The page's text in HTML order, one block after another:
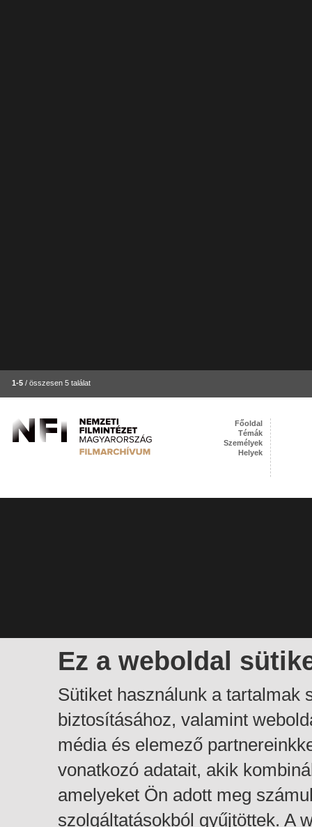
1-5 / összesen 5 találat
Ez a weboldal
Sütiket használunk a tartalmak
biztosításához, valamint
média és elemező
vonatkozó adatait, akik
amelyeket Ön adott meg
szolgáltatásokból gyűjtöttek. A
Főoldal
Témák
Személyek
Helyek